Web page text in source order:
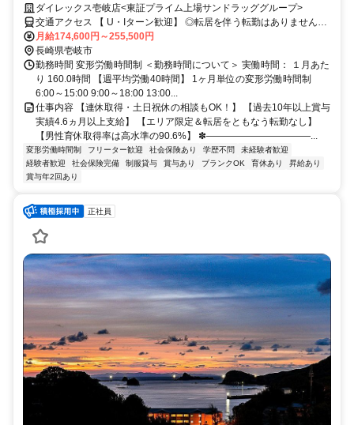
増益】★だれでもできる仕事は、あなたにしかできない仕事でもある。
ダイレックス壱岐店<東証プライム上場サンドラッググループ>
交通アクセス 【 U・Iターン歓迎】 ◎転居を伴う転勤はありません。
◎マイカー通勤OK
月給174,600円～255,500円
長崎県壱岐市
勤務時間 変形労働時間制 ＜勤務時間について＞ 実働時間： １月あた
り 160.0時間 【週平均労働40時間】 1ヶ月単位の変形労働時間制
6:00～15:00 9:00～18:00 13:00...
仕事内容 【連休取得・土日祝休の相談もOK！】 【過去10年以上賞与
実績4.6ヵ月以上支給】 【エリア限定＆転居をともなう転勤なし】
【男性育休取得率は高水準の90.6%】 ✽―――――――――――...
変形労働時間制 フリーター歓迎 社会保険あり 学歴不問
未経験者歓迎
経験者歓迎
社会保険完備 制服貸与 賞与あり ブランクOK 育休あり
昇給あり
賞与年2回あり
正社員